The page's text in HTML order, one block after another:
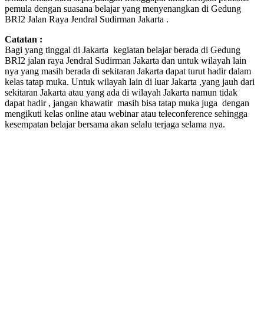
pemula dengan suasana belajar yang menyenangkan di Gedung
BRI2 Jalan Raya Jendral Sudirman Jakarta .
Catatan :
Bagi yang tinggal di Jakarta kegiatan belajar berada di Gedung
BRI2 jalan raya Jendral Sudirman Jakarta dan untuk wilayah lain
nya yang masih berada di sekitaran Jakarta dapat turut hadir dalam
kelas tatap muka. Untuk wilayah lain di luar Jakarta ,yang jauh dari
sekitaran Jakarta atau yang ada di wilayah Jakarta namun tidak
dapat hadir , jangan khawatir masih bisa tatap muka juga dengan
mengikuti kelas online atau webinar atau teleconference sehingga
kesempatan belajar bersama akan selalu terjaga selama nya.